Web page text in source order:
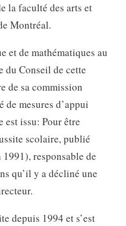
la faculté des arts et
Montréal.
et de mathématiques au
du Conseil de cette
de sa commission
de mesures d’appui
issu: Pour être
scolaire, publié
responsable de
qu’il y a décliné une
depuis 1994 et s’est